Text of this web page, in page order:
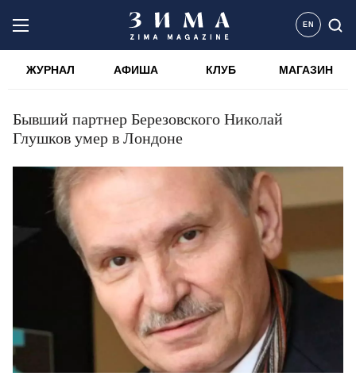
EN
ЖУРНАЛ АФИША КЛУБ МАГАЗИН
Бывший партнер Березовского Николай
Глушков умер в Лондоне